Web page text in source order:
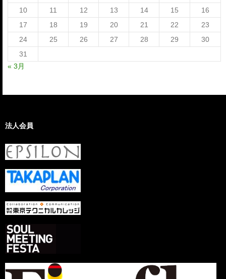
10
11 12 13 14 15
16
17
18 19 20 21 22
23
24
25 26 27 28 29
30
31
« 3月
法人会員